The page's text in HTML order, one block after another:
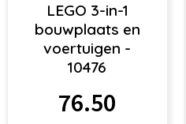
LEGO 3-in-1
bouwplaats en
voertuigen -
10476
76.50